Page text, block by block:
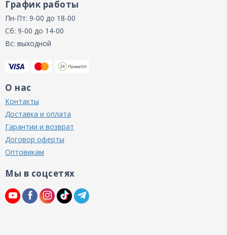
График работы
Пн-Пт: 9-00 до 18-00
Сб: 9-00 до 14-00
Вс: выходной
О нас
Контакты
Доставка и оплата
Гарантии и возврат
Договор оферты
Оптовикам
Мы в соцсетях